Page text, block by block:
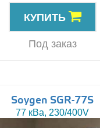
КУПИТЬ
Под заказ
Soygen SGR-77S
77 кВа, 230/400V